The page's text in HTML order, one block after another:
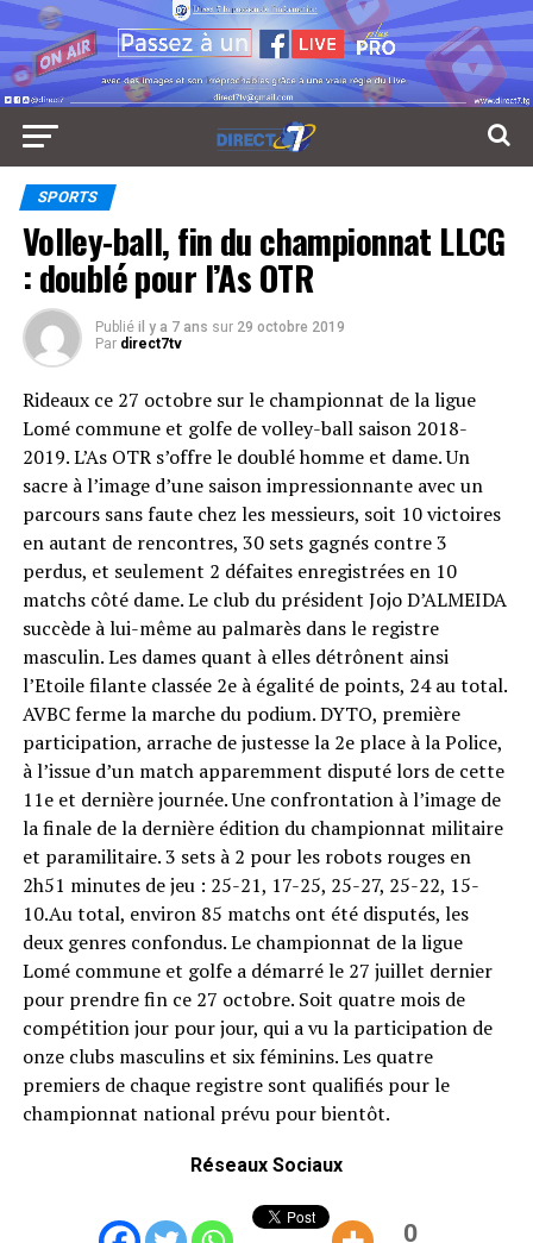
SPORTS
Volley-ball, fin du championnat LLCG
: doublé pour l’As OTR
Publié il y a 7 ans sur 29 octobre 2019
Par direct7tv
Rideaux ce 27 octobre sur le championnat de la ligue
Lomé commune et golfe de volley-ball saison 2018-
2019. L’As OTR s’offre le doublé homme et dame. Un
sacre à l’image d’une saison impressionnante avec un
parcours sans faute chez les messieurs, soit 10 victoires
en autant de rencontres, 30 sets gagnés contre 3
perdus, et seulement 2 défaites enregistrées en 10
matchs côté dame. Le club du président Jojo D’ALMEIDA
succède à lui-même au palmarès dans le registre
masculin. Les dames quant à elles détrônent ainsi
l’Etoile filante classée 2e à égalité de points, 24 au total.
AVBC ferme la marche du podium. DYTO, première
participation, arrache de justesse la 2e place à la Police,
à l’issue d’un match apparemment disputé lors de cette
11e et dernière journée. Une confrontation à l’image de
la finale de la dernière édition du championnat militaire
et paramilitaire. 3 sets à 2 pour les robots rouges en
2h51 minutes de jeu : 25-21, 17-25, 25-27, 25-22, 15-
10.Au total, environ 85 matchs ont été disputés, les
deux genres confondus. Le championnat de la ligue
Lomé commune et golfe a démarré le 27 juillet dernier
pour prendre fin ce 27 octobre. Soit quatre mois de
compétition jour pour jour, qui a vu la participation de
onze clubs masculins et six féminins. Les quatre
premiers de chaque registre sont qualifiés pour le
championnat national prévu pour bientôt.
Réseaux Sociaux
0